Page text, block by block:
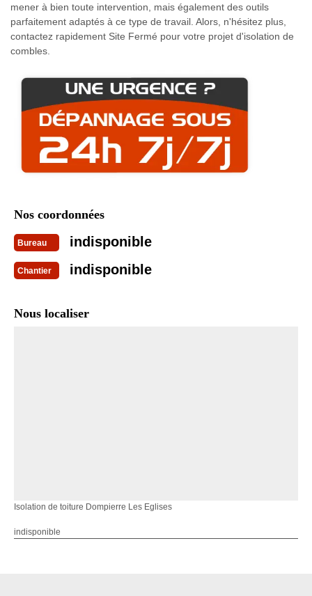
mener à bien toute intervention, mais également des outils
parfaitement adaptés à ce type de travail. Alors, n'hésitez plus,
contactez rapidement Site Fermé pour votre projet d'isolation de
combles.
Nos coordonnées
Bureau indisponible
Chantier indisponible
Nous localiser
Isolation de toiture Dompierre Les Eglises
indisponible